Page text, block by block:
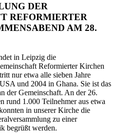
DER
REFORMIERTER
AM 28.
in Leipzig die
Reformierter Kirchen
nur etwa alle sieben Jahre
und 2004 in Ghana. Sie ist das
der Gemeinschaft. An der 26.
rund 1.000 Teilnehmer aus etwa
in unserer Kirche die
zu einer
begrüßt werden.